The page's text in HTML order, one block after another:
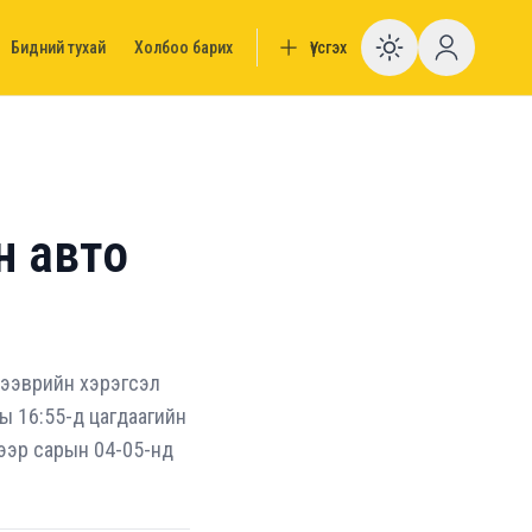
Бидний тухай Холбоо барих Үүсгэх Enable
авто
хэрэгсэл
16:55-д цагдаагийн
сарын 04-05-нд